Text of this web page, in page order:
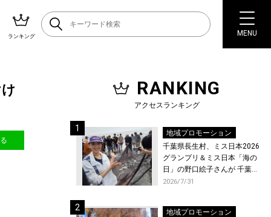
ランキング MENU
RANKING
アクセスランキング
地域プロモーション
千葉県長生村、ミス日本2026
グランプリ＆ミス日本「海の
日」の野口絵子さんが 千葉県
唯一の村・長生村で地引網を
2026/7/31
地域プロモーション